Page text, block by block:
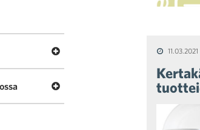
Avaa valikko Tarinoita kaupan
Avaa valikko Ajankohtaista